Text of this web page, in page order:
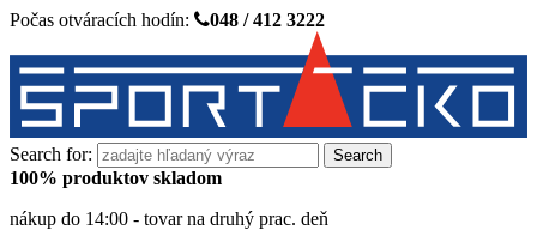
Počas otváracích hodín: 048 / 412 3222
Search for:
100% produktov skladom
nákup do 14:00 - tovar na druhý prac. deň